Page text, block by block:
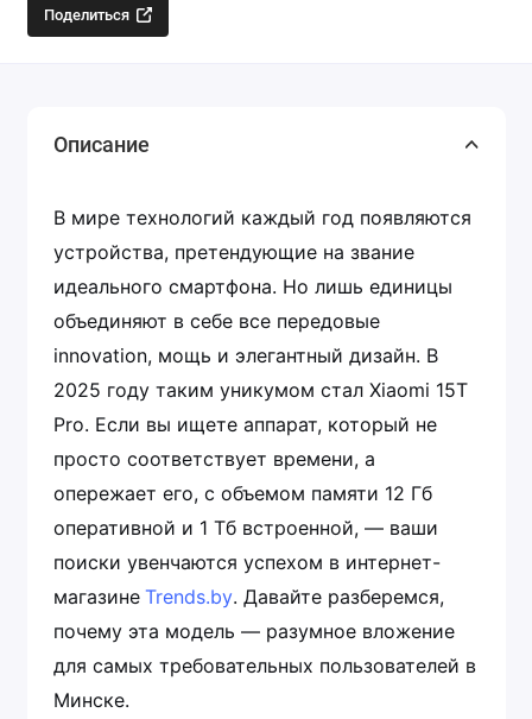
Поделиться
Описание
В мире технологий каждый год появляются
устройства, претендующие на звание
идеального смартфона. Но лишь единицы
объединяют в себе все передовые
innovation, мощь и элегантный дизайн. В
2025 году таким уникумом стал Xiaomi 15T
Pro. Если вы ищете аппарат, который не
просто соответствует времени, а
опережает его, с объемом памяти 12 Гб
оперативной и 1 Тб встроенной, — ваши
поиски увенчаются успехом в интернет-
магазинеTrends.by. Давайте разберемся,
почему эта модель — разумное вложение
для самых требовательных пользователей в
Минске.